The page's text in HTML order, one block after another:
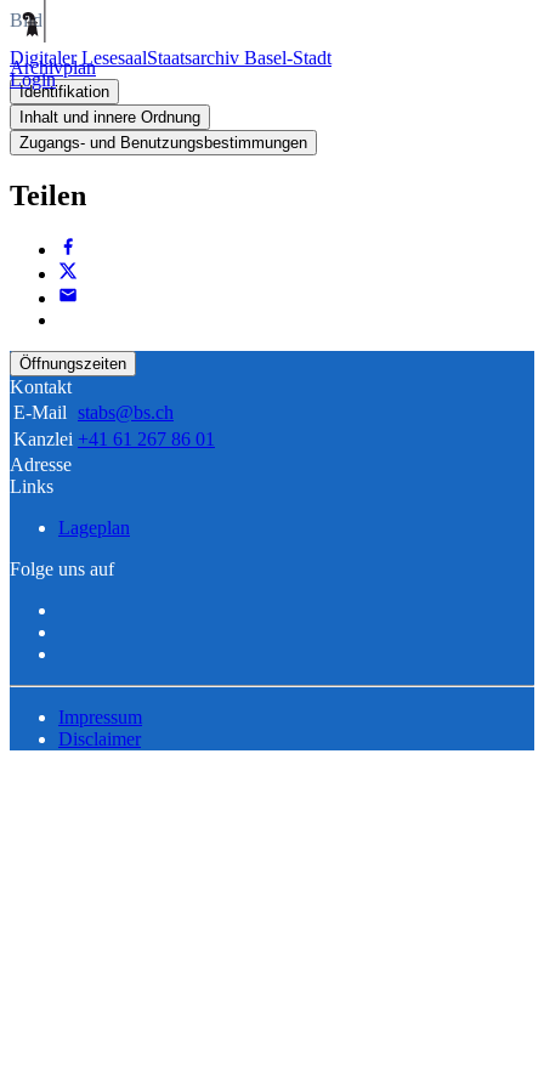
Digitaler LesesaalStaatsarchiv Basel-Stadt
Login
Bild
Archivplan
Identifikation
Inhalt und innere Ordnung
Zugangs- und Benutzungsbestimmungen
Teilen
Öffnungszeiten
Kontakt
E-Mail stabs@bs.ch
Kanzlei +41 61 267 86 01
Adresse
Links
Lageplan
Folge uns auf
Impressum
Disclaimer